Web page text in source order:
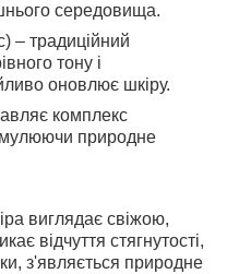
середовища.
– традиційний
тону і
оновлює шкіру.
комплекс
природне
виглядає свіжою,
відчуття стягнутості,
з'являється природне